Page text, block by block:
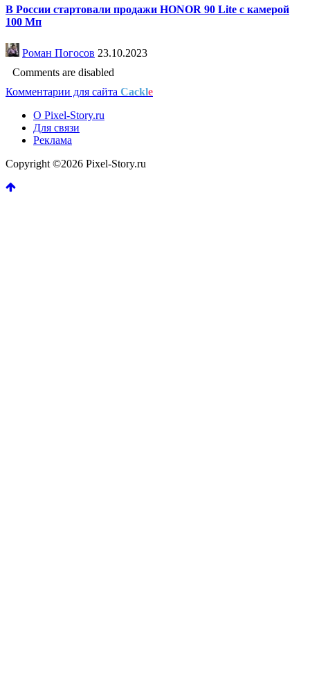
В России стартовали продажи HONOR 90 Lite с камерой
100 Мп
Роман Погосов 23.10.2023
Comments are disabled
Комментарии для сайта Cackle
О Pixel-Story.ru
Для связи
Реклама
Copyright ©2026 Pixel-Story.ru